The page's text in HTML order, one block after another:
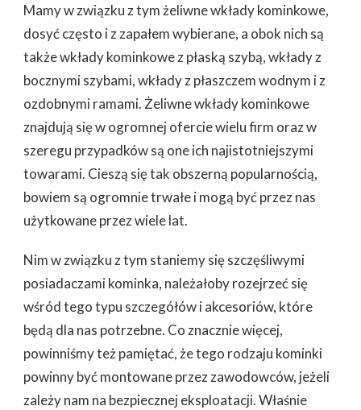
Mamy w związku z tym żeliwne wkłady kominkowe,
dosyć często i z zapałem wybierane, a obok nich są
także wkłady kominkowe z płaską szybą, wkłady z
bocznymi szybami, wkłady z płaszczem wodnym i z
ozdobnymi ramami. Żeliwne wkłady kominkowe
znajdują się w ogromnej ofercie wielu firm oraz w
szeregu przypadków są one ich najistotniejszymi
towarami. Cieszą się tak obszerną popularnością,
bowiem są ogromnie trwałe i mogą być przez nas
użytkowane przez wiele lat.
Nim w związku z tym staniemy się szczęśliwymi
posiadaczami kominka, należałoby rozejrzeć się
wśród tego typu szczegółów i akcesoriów, które
będą dla nas potrzebne. Co znacznie więcej,
powinniśmy też pamiętać, że tego rodzaju kominki
powinny być montowane przez zawodowców, jeżeli
zależy nam na bezpiecznej eksploatacji. Właśnie